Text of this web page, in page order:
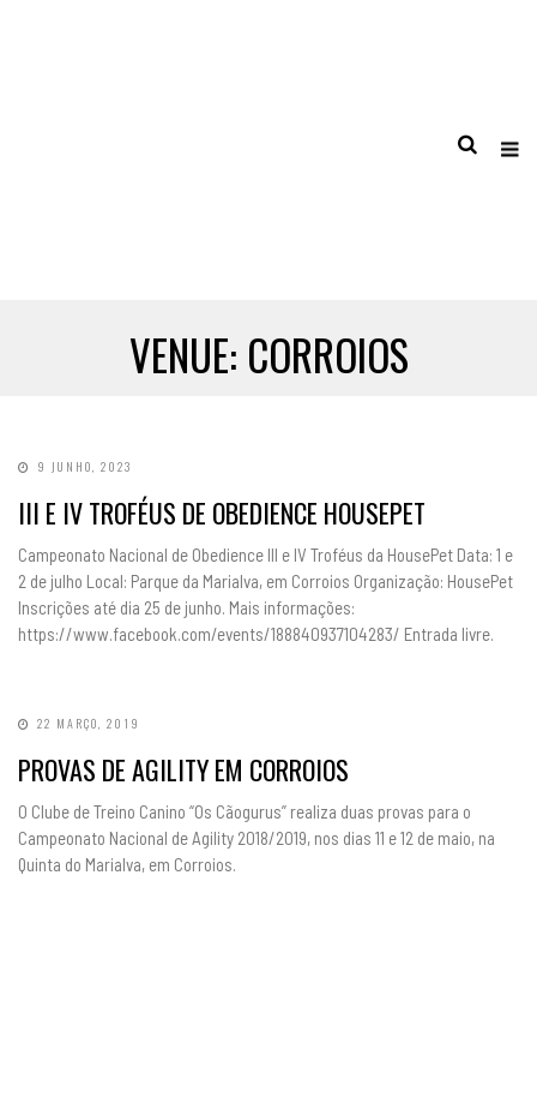
VENUE: CORROIOS
9 JUNHO, 2023
III E IV TROFÉUS DE OBEDIENCE HOUSEPET
Campeonato Nacional de Obedience III e IV Troféus da HousePet Data: 1 e
2 de julho Local: Parque da Marialva, em Corroios Organização: HousePet
Inscrições até dia 25 de junho. Mais informações:
https://www.facebook.com/events/188840937104283/ Entrada livre.
22 MARÇO, 2019
PROVAS DE AGILITY EM CORROIOS
O Clube de Treino Canino “Os Cãogurus” realiza duas provas para o
Campeonato Nacional de Agility 2018/2019, nos dias 11 e 12 de maio, na
Quinta do Marialva, em Corroios.